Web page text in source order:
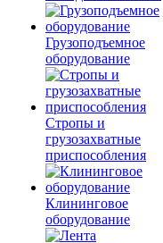
Грузоподъемное
оборудование
Стропы и
грузозахватные
приспособления
Клининговое
оборудование